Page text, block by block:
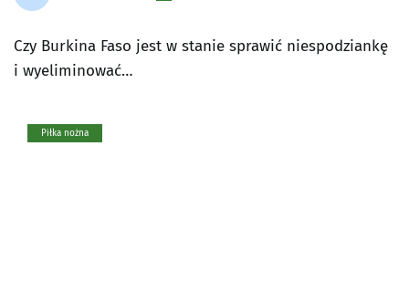
Czy Burkina Faso jest w stanie sprawić niespodziankę
i wyeliminować…
Piłka nożna